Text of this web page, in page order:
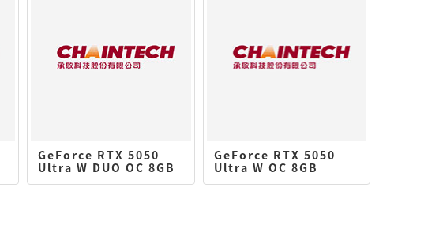
GeForce RTX 5050
Ultra W DUO OC 8GB
GeForce RTX 5050
Ultra W OC 8GB